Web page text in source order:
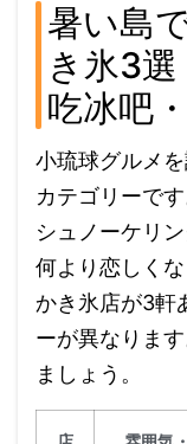
暑い島
き氷3
吃冰吧
小琉球グルメ
カテゴリーで
シュノーケリ
何より恋しく
かき氷店が3軒
ーが異なりま
ましょう。